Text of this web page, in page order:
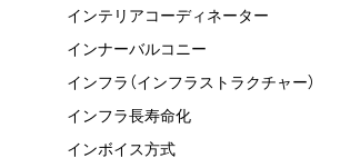
インテリアコーディネーター
インナーバルコニー
インフラ（インフラストラクチャー）
インフラ長寿命化
インボイス方式